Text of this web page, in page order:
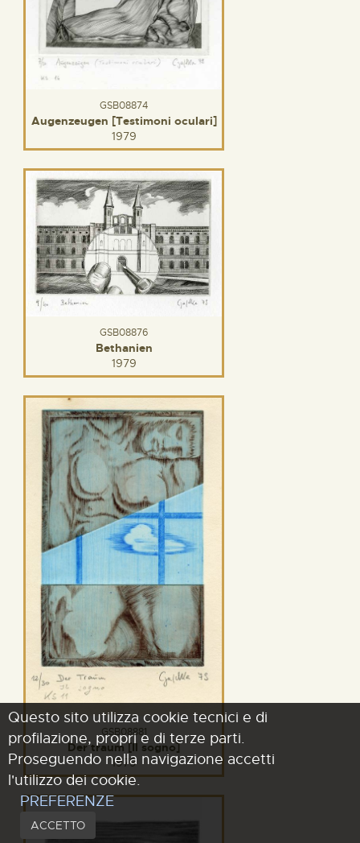
GSB08874
Augenzeugen [Testimoni oculari]
1979
GSB08876
Bethanien
1979
GSB08881
Der traum [Il sogno]
1979
Questo sito utilizza cookie tecnici e di
profilazione, propri e di terze parti.
Proseguendo nella navigazione accetti
l'utilizzo dei cookie.
PREFERENZE
ACCETTO